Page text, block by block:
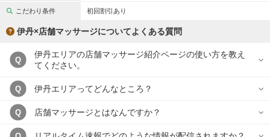
こだわり条件を変更
閉じる
こだわり条件 初回割引あり
伊丹×店舗マッサージについてよくある質問
Q
伊丹エリアの店舗マッサージ紹介ページの使い方を教え
てください。
Q 伊丹エリアってどんなところ？
Q 店舗マッサージとはなんですか？